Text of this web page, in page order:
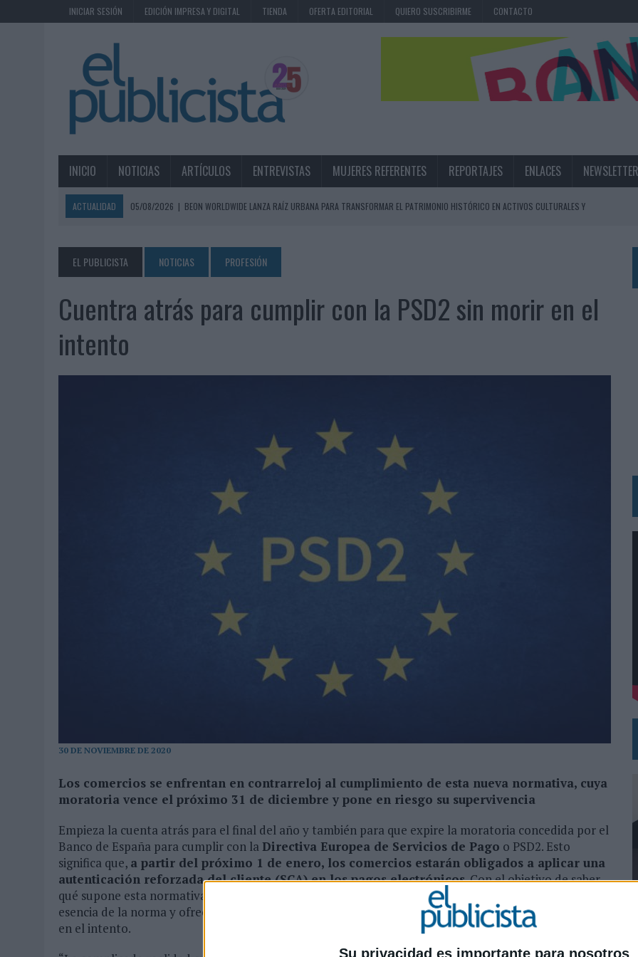
Su privacidad es importante para nosotros
INICIAR SESIÓN EDICIÓN IMPRESA Y DIGITAL TIENDA OFERTA EDITORIAL QUIERO SUSCRIBIRME CONTACTO
INICIO NOTICIAS ARTÍCULOS ENTREVISTAS MUJERES REFERENTES REPORTAJES ENLACES NEWSLETTER
ACTUALIDAD 05/08/2026 | BEON WORLDWIDE LANZA RAÍZ URBANA PARA TRANSFORMAR EL PATRIMONIO HISTÓRICO EN ACTIVOS CULTURALES Y
FABRA COMUNICACIÓN INCORPORA A CASONÁ Y ASUME LA GESTIÓN DE SUS RELACIONES CON LOS MEDIOS
05/08/2026 | LOPESAN HOTELS & RESORTS ACERCA EL PARAÍSO CANARIO EN SU ÚLTIMA CAMPAÑA INTERNACIONAL
05/08/2026
LUIS ARQUILLOS (BURGO DE ARIAS): “LA CONSTRUCCIÓN DE MARCA A LARGO PLAZO Y LA MEDICIÓN SON DOS CARAS DE LA MISMA
MONEDA”
04/08/2026
CAPAZ, LA CERVEZA QUE CONVIERTE CADA BOTELLA EN UNA OPORTUNIDAD DE INCLUSIÓN
BABARIA Y MAXIBON SON ‘EL MATCH PERFECTO DEL VERANO’
AUDIBLE REIVINDICA EL PODER TRANSFORMADOR DEL AUDIO EN SU NUEVA CAMPAÑA GLOBAL DE MARCA
‘VUELVE EL FÚTBOL. VUELVE A SOÑAR’, DE VML PARA MOVISTAR
MOVISTAR APELA A LA ILUSIÓN DE LAS AFICIONES PARA EL REGRESO DEL FÚTBOL
EL REAL BETIS INVITA A LOS AFICIONADOS A DISEÑAR SU PRÓXIMA CAMISETA FOREVER GREEN
KFC CONVIERTE LOS UBER EN UN HOMENAJE AL UNIVERSO DE 'LOS SIMPSON'
BACK MARKET PONE A LA MADRE DE SU FUNDADOR COMO AVAL DE SU CALIDAD
PRESENTADO EL JURADO DE LOS PREMIOS DE MARKETING Y COMUNICACIÓN EN EL SECTOR ASEGURADOR 2026
‘FROZEN DUNKIN’ X CALIPPO®’, AUTOPRODUCCIÓN DE DUNKIN’
MAKING SCIENCE AUMENTA UN 12,8% SUS VENTAS EN EL PRIMER SEMESTRE HASTA LOS 196 MILLONES DE EUROS
WPP MEDIA SUMA A SU EQUIPO A JUAN ANTONIO ORTIZ COMO MEDIA MANAGEMENT & DELIVERY PRESIDENT
EL PUBLICISTA NOTICIAS PROFESIÓN
Cuentra atrás para cumplir con la PSD2 sin morir en el
intento
30 DE NOVIEMBRE DE 2020
Los comercios se enfrentan en contrarreloj al cumplimiento de esta nueva normativa, cuya
moratoria vence el próximo 31 de diciembre y pone en riesgo su supervivencia
Empieza la cuenta atrás para el final del año y también para que expire la moratoria concedida por el
Banco de España para cumplir con la Directiva Europea de Servicios de Pago o PSD2. Esto
significa que, a partir del próximo 1 de enero, los comercios estarán obligados a aplicar una
autenticación reforzada del cliente (SCA) en los pagos electrónicos. Con el objetivo de saber
qué supone esta normativa y qué cambios implica para los negocios,PaynoPain
esencia de la norma y ofrece recomendaciones sobre cómo abordar una cuestión ineludible sin morir
en el intento.